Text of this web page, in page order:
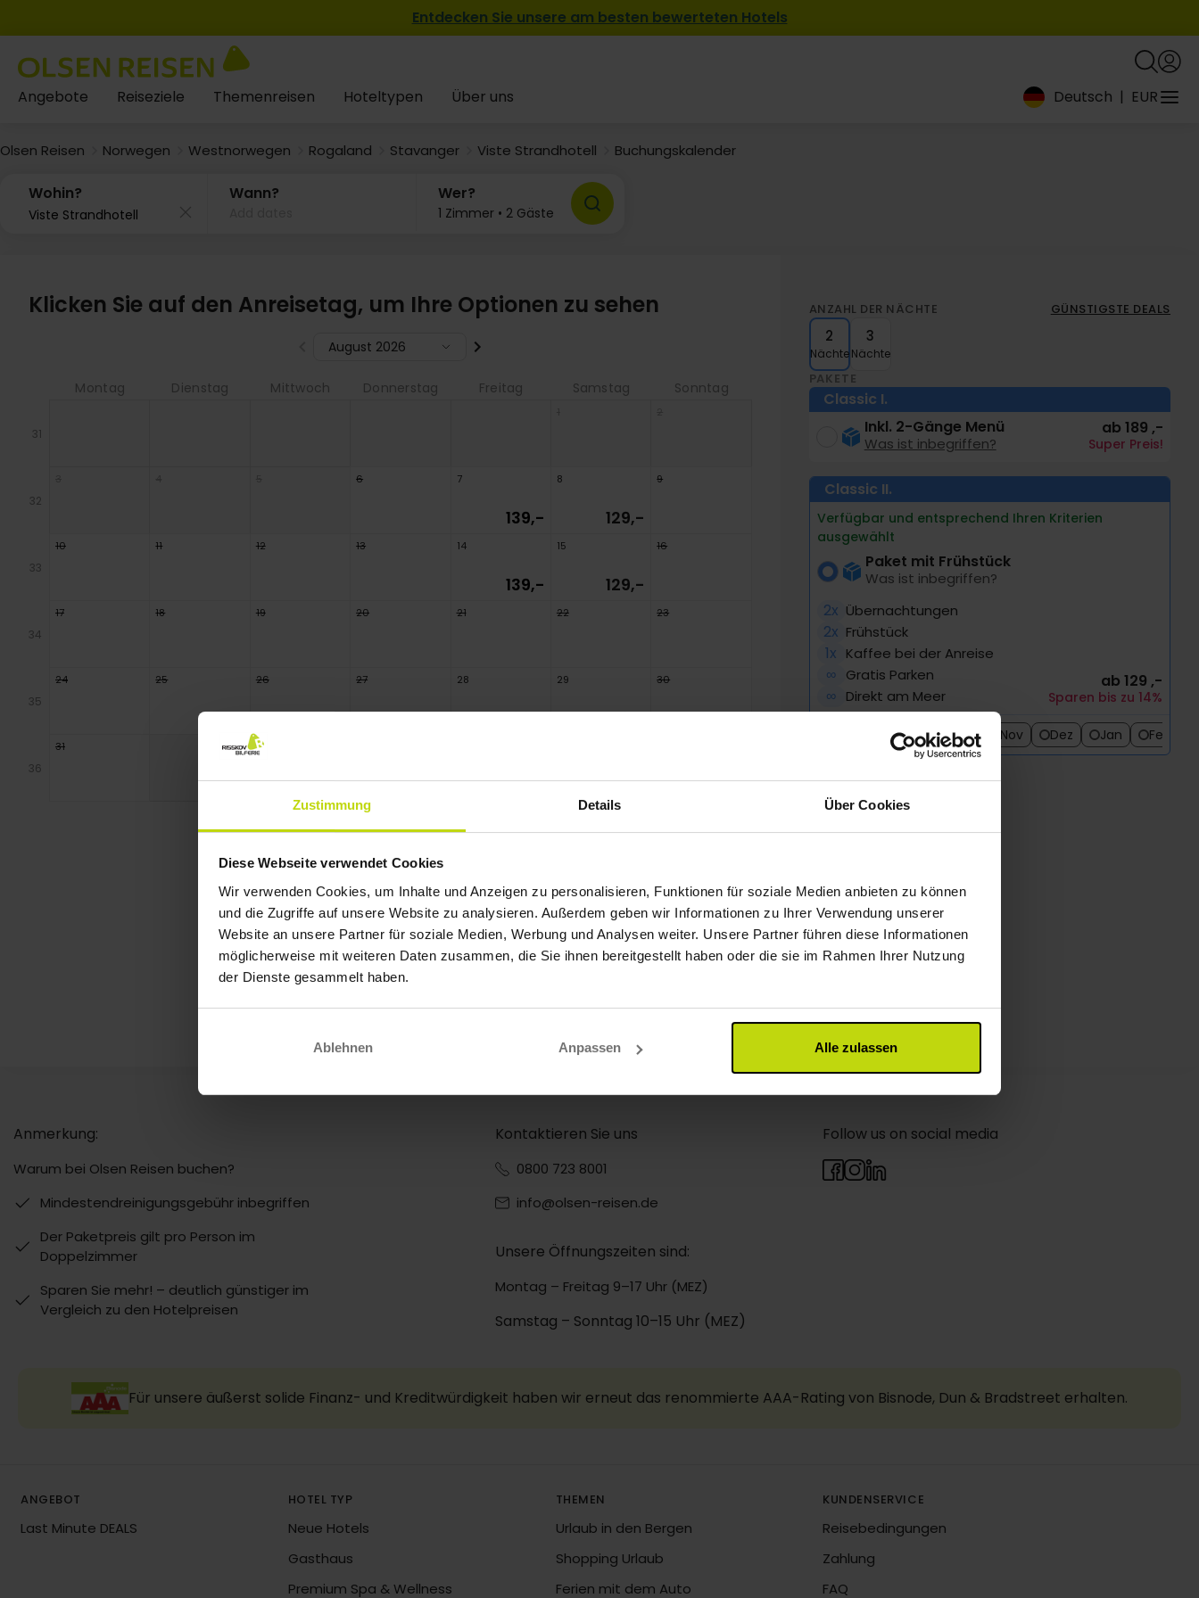
Zustimmung Details Über Cookies
Diese Webseite verwendet Cookies
Wir verwenden Cookies, um Inhalte und Anzeigen zu personalisieren, Funktionen für soziale Medien anbieten zu können
und die Zugriffe auf unsere Website zu analysieren. Außerdem geben wir Informationen zu Ihrer Verwendung unserer
Website an unsere Partner für soziale Medien, Werbung und Analysen weiter. Unsere Partner führen diese Informationen
möglicherweise mit weiteren Daten zusammen, die Sie ihnen bereitgestellt haben oder die sie im Rahmen Ihrer Nutzung
der Dienste gesammelt haben.
Ablehnen Anpassen Alle zulassen
Entdecken Sie unsere am besten bewerteten Hotels
Angebote Reiseziele Themenreisen Hoteltypen Über uns Deutsch | EUR
Olsen Reisen Norwegen Westnorwegen Rogaland Stavanger Viste Strandhotell Buchungskalender
Wohin? Wann? Wer?
1 Zimmer • 2 Gäste
Klicken Sie auf den Anreisetag, um Ihre Optionen zu sehen
August 2026
Montag Dienstag Mittwoch Donnerstag Freitag Samstag Sonntag
31
32
6 7
139,-
8
129,-
9
33
10 11 12 13 14
139,-
15
129,-
16
34
17 18 19 20 21 22 23
35
24 25 26 27 28
139,-
29
129,-
30
36
31
ANZAHL DER NÄCHTE GÜNSTIGSTE DEALS
2
Nächte
3
Nächte
PAKETE
Classic I.
Inkl. 2-Gänge Menü
Was ist inbegriffen?
ab 189 ,-
Super Preis!
Classic II.
Verfügbar und entsprechend Ihren Kriterien
ausgewählt
Paket mit Frühstück
Was ist inbegriffen?
2x Übernachtungen
2x Frühstück
1x Kaffee bei der Anreise
∞ Gratis Parken
∞ Direkt am Meer
ab 129 ,-
Sparen bis zu 14%
Sep Okt Nov Dez Jan Feb
Anmerkung:
Warum bei Olsen Reisen buchen?
Mindestendreinigungsgebühr inbegriffen
Der Paketpreis gilt pro Person im
Doppelzimmer
Sparen Sie mehr! – deutlich günstiger im
Vergleich zu den Hotelpreisen
Kontaktieren Sie uns
0800 723 8001
info@olsen-reisen.de
Unsere Öffnungszeiten sind:
Montag – Freitag 9–17 Uhr (MEZ)
Samstag – Sonntag 10–15 Uhr (MEZ)
Follow us on social media
Für unsere äußerst solide Finanz- und Kreditwürdigkeit haben wir erneut das renommierte AAA-Rating von Bisnode, Dun & Bradstreet erhalten.
ANGEBOT
Last Minute DEALS
HOTEL TYP
Neue Hotels
Gasthaus
Premium Spa & Wellness
THEMEN
Urlaub in den Bergen
Shopping Urlaub
Ferien mit dem Auto
KUNDENSERVICE
Reisebedingungen
Zahlung
FAQ